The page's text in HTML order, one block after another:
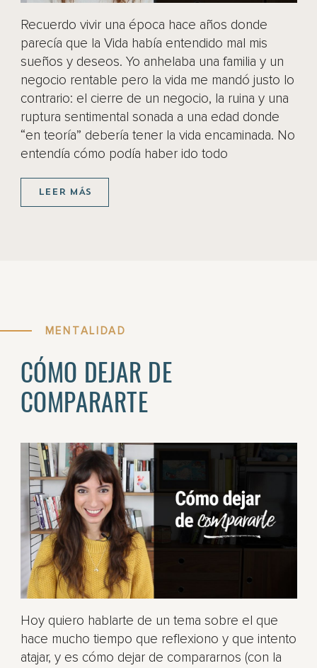
Recuerdo vivir una época hace años donde
parecía que la Vida había entendido mal mis
sueños y deseos. Yo anhelaba una familia y un
negocio rentable pero la vida me mandó justo lo
contrario: el cierre de un negocio, la ruina y una
ruptura sentimental sonada a una edad donde
“en teoría” debería tener la vida encaminada. No
entendía cómo podía haber ido todo
LEER MÁS
MENTALIDAD
CÓMO DEJAR DE
COMPARARTE
Hoy quiero hablarte de un tema sobre el que
hace mucho tiempo que reflexiono y que intento
atajar, y es cómo dejar de compararnos (con la